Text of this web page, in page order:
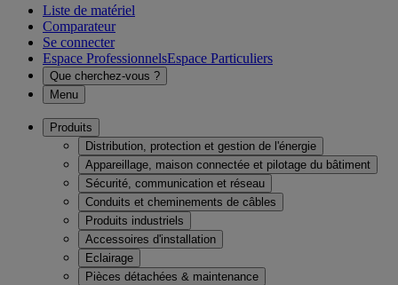
Liste de matériel
Comparateur
Se connecter
Espace ProfessionnelsEspace Particuliers
Que cherchez-vous ?
Menu
Produits
Distribution, protection et gestion de l'énergie
Appareillage, maison connectée et pilotage du bâtiment
Sécurité, communication et réseau
Conduits et cheminements de câbles
Produits industriels
Accessoires d'installation
Eclairage
Pièces détachées & maintenance